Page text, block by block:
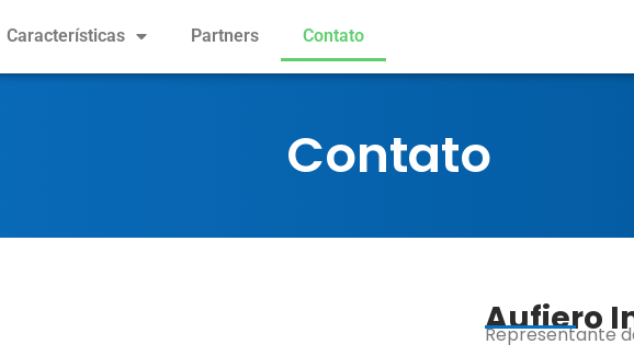
Características Partners Contato
Contato
Aufiero
Representante